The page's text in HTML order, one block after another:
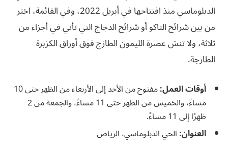
الدبلوماسي منذ افتتاحها في أبريل 2022، وفي القائمة، اختر
من بين شرائح التاكو أو شرائح الدجاج التي تأتي في أجزاء من
ثلاثة، ولا تنسَ عصرة الليمون الطازج فوق أوراق الكزبرة
الطازجة.
أوقات العمل: مفتوح من الأحد إلى الأربعاء من الظهر حتى 10
مساءً، والخميس من الظهر حتى 11 مساءً، والجمعة من 2
ظهرًا إلى 11 مساءً.
العنوان:الحي الدبلوماسي، الرياض